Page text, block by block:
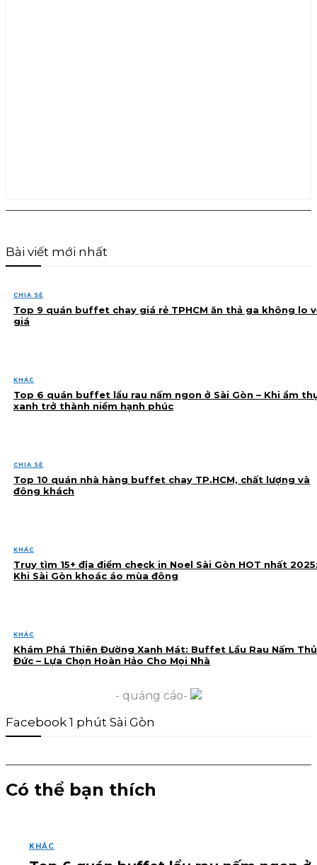
Bài viết mới nhất
CHIA SẺ
Top 9 quán buffet chay giá rẻ TPHCM ăn thả ga không lo
giá
KHÁC
Top 6 quán buffet lẩu rau nấm ngon ở Sài Gòn – Khi ẩm
xanh trở thành niềm hạnh phúc
CHIA SẺ
Top 10 quán nhà hàng buffet chay TP.HCM, chất lượng và
đông khách
KHÁC
Truy tìm 15+ địa điểm check in Noel Sài Gòn HOT nhất
Khi Sài Gòn khoác áo mùa đông
KHÁC
Khám Phá Thiên Đường Xanh Mát: Buffet Lẩu Rau Nấm Thủ
Đức – Lựa Chọn Hoàn Hảo Cho Mọi Nhà
- quảng cáo-
Facebook 1 phút Sài Gòn
Có thể bạn thích
KHÁC